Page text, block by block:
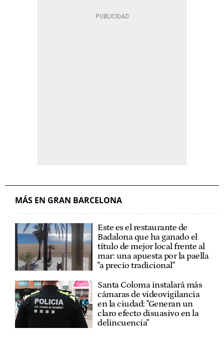
MÁS EN GRAN BARCELONA
Este es el restaurante de
Badalona que ha ganado el
título de mejor local frente al
mar: una apuesta por la paella
"a precio tradicional"
Santa Coloma instalará más
cámaras de videovigilancia
en la ciudad: "Generan un
claro efecto disuasivo en la
delincuencia"